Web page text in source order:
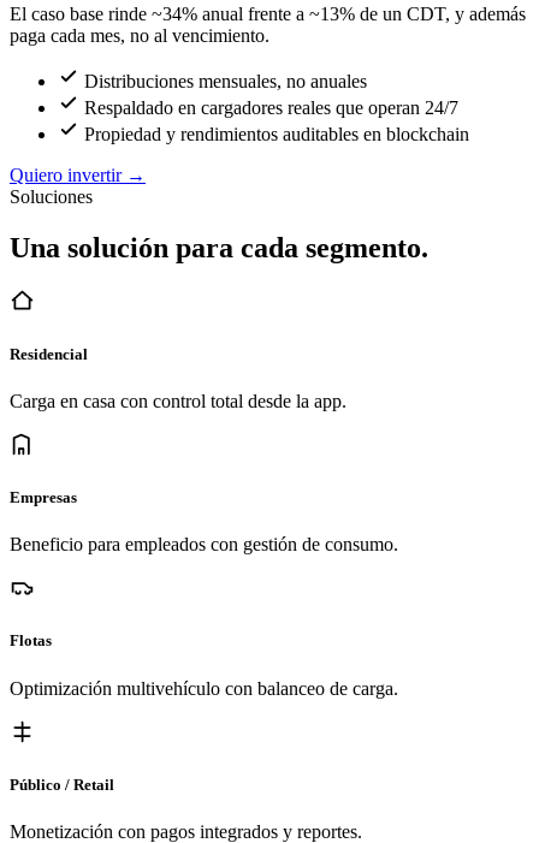
El caso base rinde ~34% anual frente a ~13% de un CDT, y además
paga cada mes, no al vencimiento.
Distribuciones mensuales, no anuales
Respaldado en cargadores reales que operan 24/7
Propiedad y rendimientos auditables en blockchain
Quiero invertir →
Soluciones
Una solución para cada segmento.
Residencial
Carga en casa con control total desde la app.
Empresas
Beneficio para empleados con gestión de consumo.
Flotas
Optimización multivehículo con balanceo de carga.
Público / Retail
Monetización con pagos integrados y reportes.